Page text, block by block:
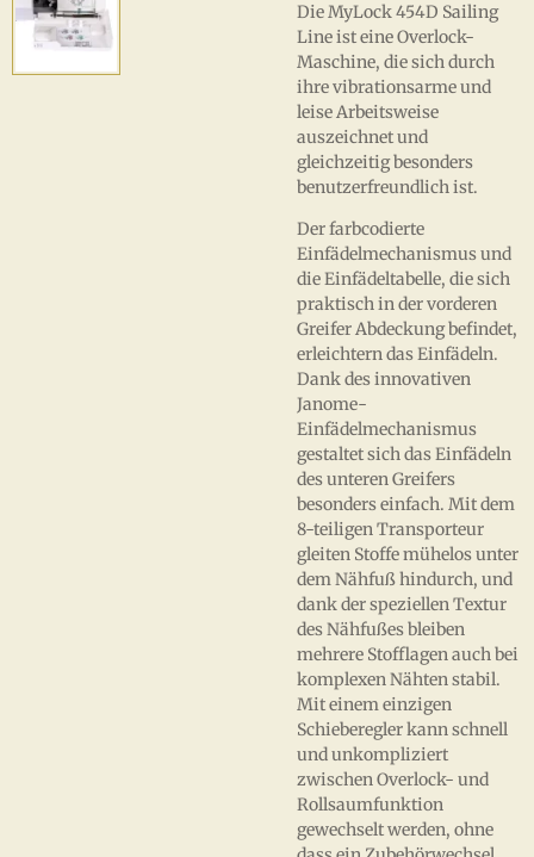
Die MyLock 454D Sailing
Line ist eine Overlock-
Maschine, die sich durch
ihre vibrationsarme und
leise Arbeitsweise
auszeichnet und
gleichzeitig besonders
benutzerfreundlich ist.
Der farbcodierte
Einfädelmechanismus und
die Einfädeltabelle, die sich
praktisch in der vorderen
Greifer Abdeckung befindet,
erleichtern das Einfädeln.
Dank des innovativen
Janome-
Einfädelmechanismus
gestaltet sich das Einfädeln
des unteren Greifers
besonders einfach. Mit dem
8-teiligen Transporteur
gleiten Stoffe mühelos unter
dem Nähfuß hindurch, und
dank der speziellen Textur
des Nähfußes bleiben
mehrere Stofflagen auch bei
komplexen Nähten stabil.
Mit einem einzigen
Schieberegler kann schnell
und unkompliziert
zwischen Overlock- und
Rollsaumfunktion
gewechselt werden, ohne